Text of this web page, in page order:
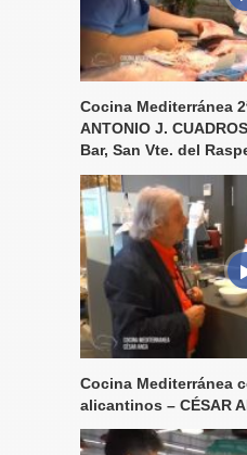
Cocina Mediterránea
ANTONIO J.
Bar, San Vte. del
Cocina Mediterránea
alicantinos – CÉSAR